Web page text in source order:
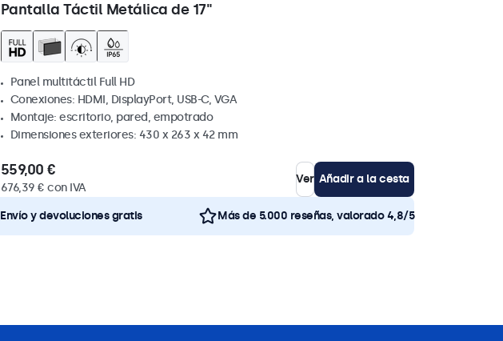
Pantalla Táctil Metálica de 17"
Panel multitáctil Full HD
Conexiones: HDMI, DisplayPort, USB-C, VGA
Montaje: escritorio, pared, empotrado
Dimensiones exteriores: 430 x 263 x 42 mm
559,00 €
676,39 € con IVA
Ver Añadir a la cesta
Envío y devoluciones gratis Más de 5.000 reseñas, valorado 4,8/5